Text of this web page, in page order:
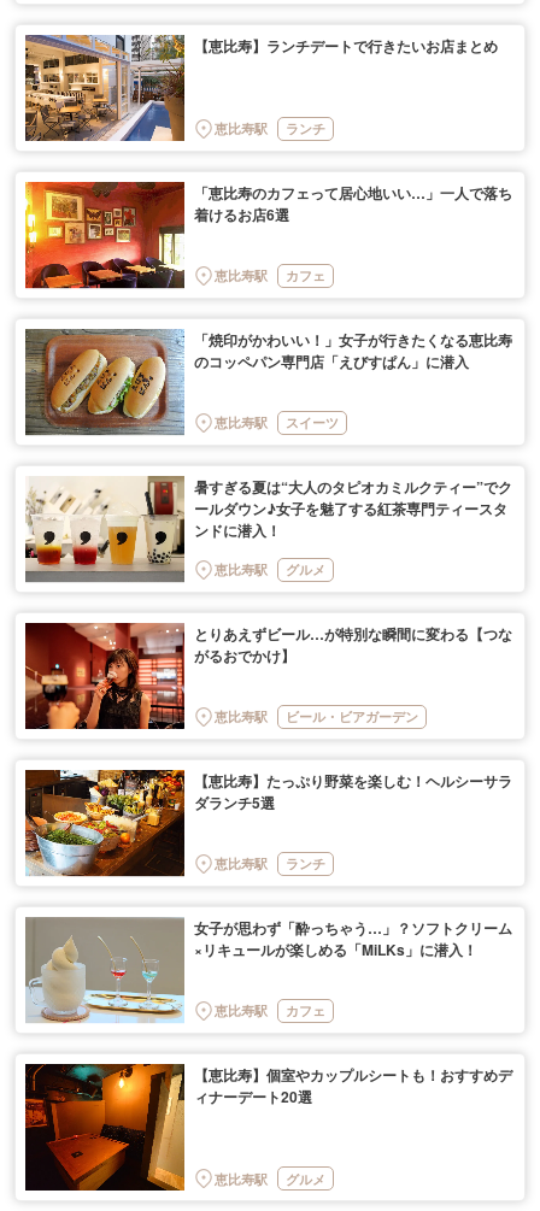
【恵比寿】ランチデートで行きたいお店まとめ
恵比寿駅 ランチ
「恵比寿のカフェって居心地いい…」一人で落ち
着けるお店6選
恵比寿駅 カフェ
「焼印がかわいい！」女子が行きたくなる恵比寿
のコッペパン専門店「えびすぱん」に潜入
恵比寿駅 スイーツ
暑すぎる夏は“大人のタピオカミルクティー”でク
ールダウン♪女子を魅了する紅茶専門ティースタ
ンドに潜入！
恵比寿駅 グルメ
とりあえずビール…が特別な瞬間に変わる【つな
がるおでかけ】
恵比寿駅 ビール・ビアガーデン
【恵比寿】たっぷり野菜を楽しむ！ヘルシーサラ
ダランチ5選
恵比寿駅 ランチ
女子が思わず「酔っちゃう…」？ソフトクリーム
×リキュールが楽しめる「MiLKs」に潜入！
恵比寿駅 カフェ
【恵比寿】個室やカップルシートも！おすすめデ
ィナーデート20選
恵比寿駅 グルメ